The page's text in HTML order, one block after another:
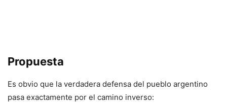
Propuesta
Es obvio que la verdadera defensa del pueblo argentino
pasa exactamente por el camino inverso: